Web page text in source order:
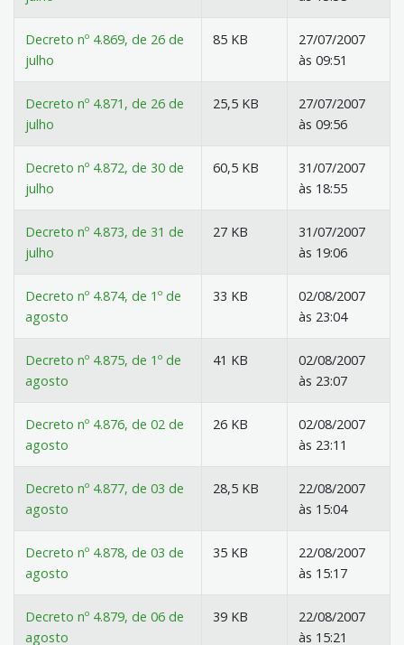
Decreto nº 4.869, de 26 de
julho
85 KB
27/07/2007
às 09:51
Decreto nº 4.871, de 26 de
julho
25,5 KB
27/07/2007
às 09:56
Decreto nº 4.872, de 30 de
julho
60,5 KB
31/07/2007
às 18:55
Decreto nº 4.873, de 31 de
julho
27 KB
31/07/2007
às 19:06
Decreto nº 4.874, de 1º de
agosto
33 KB
02/08/2007
às 23:04
Decreto nº 4.875, de 1º de
agosto
41 KB
02/08/2007
às 23:07
Decreto nº 4.876, de 02 de
agosto
26 KB
02/08/2007
às 23:11
Decreto nº 4.877, de 03 de
agosto
28,5 KB
22/08/2007
às 15:04
Decreto nº 4.878, de 03 de
agosto
35 KB
22/08/2007
às 15:17
Decreto nº 4.879, de 06 de
agosto
39 KB
22/08/2007
às 15:21